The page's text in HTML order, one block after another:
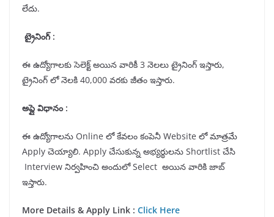
లేదు.
ట్రైనింగ్ :
ఈ ఉద్యోగాలకు సెలెక్ట్ అయిన వారికీ 3 నెలలు ట్రైనింగ్ ఇస్తారు,
ట్రైనింగ్ లో నెలకి 40,000 వరకు జీతం ఇస్తారు.
అప్లై విధానం :
ఈ ఉద్యోగాలను Online లో కేవలం కంపెనీ Website లో మాత్రమే
Apply చెయ్యాలి. Apply చేసుకున్న అభ్యర్థులను Shortlist చేసి
Interview నిర్వహించి అందులో Select అయిన వారికి జాబ్
ఇస్తారు.
More Details & Apply Link : Click Here